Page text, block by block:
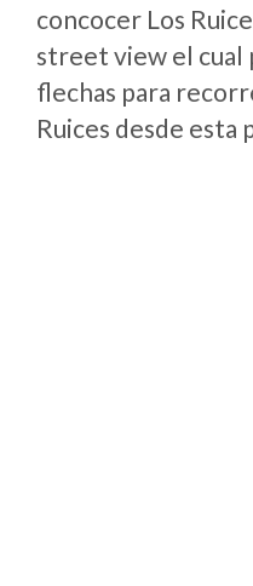
concocer Los
street view el cual
flechas para
Ruices desde esta